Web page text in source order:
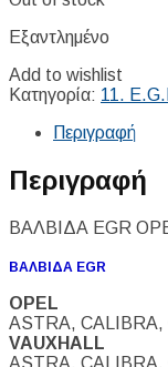
Εξαντλημένο
Add to wishlist
Κατηγορία: 11.
Περιγραφή
Περιγραφή
ΒΑΛΒΙΔΑ EGR
ΒΑΛΒΙΔΑ EGR
OPEL
ASTRA, CALIBRA,
VAUXHALL
ASTRA, CALIBRA,